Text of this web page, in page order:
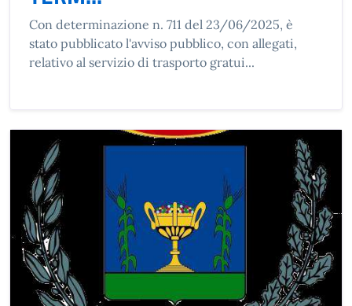
Con determinazione n. 711 del 23/06/2025, è
stato pubblicato l'avviso pubblico, con allegati,
relativo al servizio di trasporto gratui...